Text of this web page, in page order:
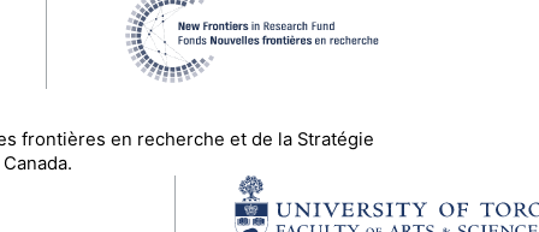
frontières en recherche et de la Stratégie